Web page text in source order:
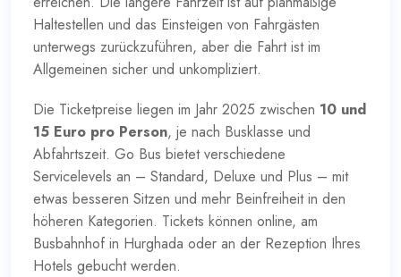
Haltestellen und das Einsteigen von Fahrgästen
unterwegs zurückzuführen, aber die Fahrt ist im
Allgemeinen sicher und unkompliziert.
Die Ticketpreise liegen im Jahr 2025 zwischen 10 und
15 Euro pro Person, je nach Busklasse und
Abfahrtszeit. Go Bus bietet verschiedene
Servicelevels an – Standard, Deluxe und Plus – mit
etwas besseren Sitzen und mehr Beinfreiheit in den
höheren Kategorien. Tickets können online, am
Busbahnhof in Hurghada oder an der Rezeption Ihres
Hotels gebucht werden.